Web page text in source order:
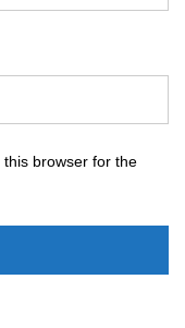
browser for the